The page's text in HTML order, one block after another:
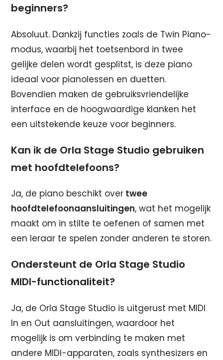
beginners?
Absoluut. Dankzij functies zoals de Twin Piano-
modus, waarbij het toetsenbord in twee
gelijke delen wordt gesplitst, is deze piano
ideaal voor pianolessen en duetten.
Bovendien maken de gebruiksvriendelijke
interface en de hoogwaardige klanken het
een uitstekende keuze voor beginners.
Kan ik de Orla Stage Studio gebruiken
met hoofdtelefoons?
Ja, de piano beschikt over twee
hoofdtelefoonaansluitingen, wat het mogelijk
maakt om in stilte te oefenen of samen met
een leraar te spelen zonder anderen te storen.
Ondersteunt de Orla Stage Studio
MIDI-functionaliteit?
Ja, de Orla Stage Studio is uitgerust met MIDI
In en Out aansluitingen, waardoor het
mogelijk is om verbinding te maken met
andere MIDI-apparaten, zoals synthesizers en